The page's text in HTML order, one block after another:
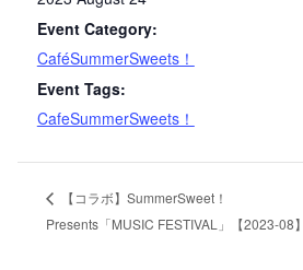
Event Category:
CaféSummerSweets！
Event Tags:
CafeSummerSweets！
【コラボ】SummerSweet！
Presents「MUSIC FESTIVAL」【2023-08】